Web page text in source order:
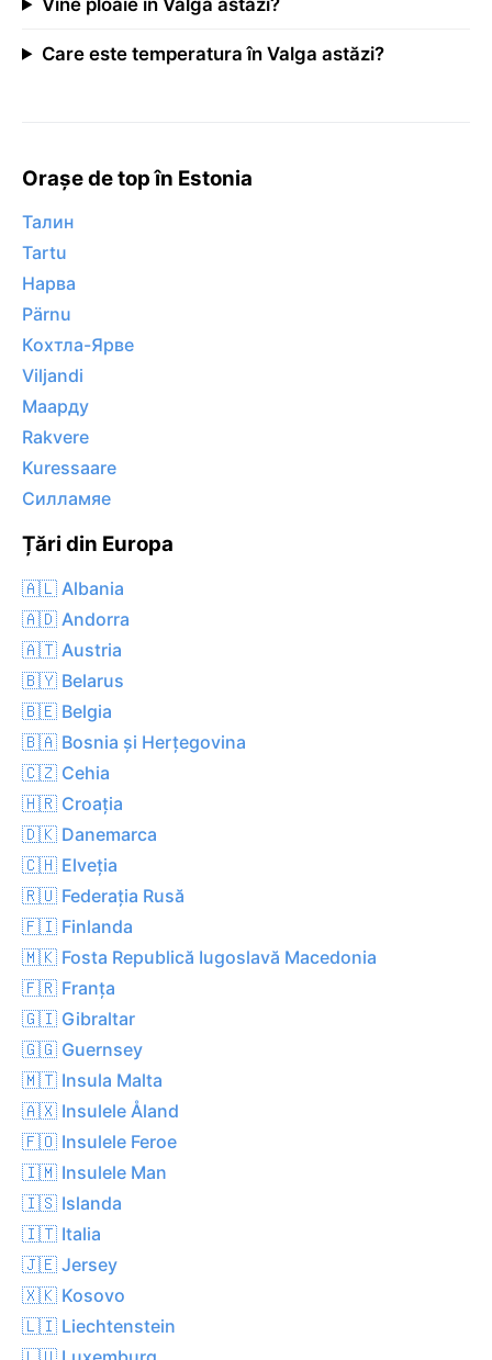
Care este temperatura în Valga astăzi?
Orașe de top în Estonia
Талин
Tartu
Нарва
Pärnu
Кохтла-Ярве
Viljandi
Маарду
Rakvere
Kuressaare
Силламяе
Țări din Europa
🇦🇱 Albania
🇦🇩 Andorra
🇦🇹 Austria
🇧🇾 Belarus
🇧🇪 Belgia
🇧🇦 Bosnia și Herțegovina
🇨🇿 Cehia
🇭🇷 Croația
🇩🇰 Danemarca
🇨🇭 Elveția
🇷🇺 Federația Rusă
🇫🇮 Finlanda
🇲🇰 Fosta Republică Iugoslavă Macedonia
🇫🇷 Franța
🇬🇮 Gibraltar
🇬🇬 Guernsey
🇲🇹 Insula Malta
🇦🇽 Insulele Åland
🇫🇴 Insulele Feroe
🇮🇲 Insulele Man
🇮🇸 Islanda
🇮🇹 Italia
🇯🇪 Jersey
🇽🇰 Kosovo
🇱🇮 Liechtenstein